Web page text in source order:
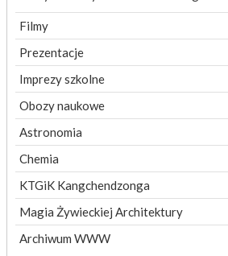
Filmy
Prezentacje
Imprezy szkolne
Obozy naukowe
Astronomia
Chemia
KTGiK Kangchendzonga
Magia Żywieckiej Architektury
Archiwum WWW